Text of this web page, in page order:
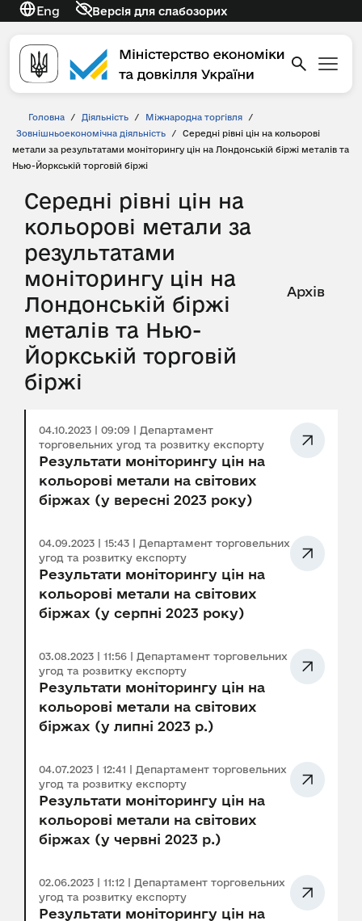
Eng Версія для слабозорих
Головна / Діяльність / Міжнародна торгівля
/
Зовнішньоекономічна діяльність
/
Середні рівні цін на кольорові
метали за результатами моніторингу цін на Лондонській біржі металів та
Нью-Йоркській торговій біржі
Середні рівні цін на
кольорові метали за
результатами
моніторингу цін на
Лондонській біржі
металів та Нью-
Йоркській торговій
біржі
Архів
04.10.2023 | 09:09 | Департамент
торговельних угод та розвитку експорту
Результати моніторингу цін на
кольорові метали на світових
біржах (у вересні 2023 року)
04.09.2023 | 15:43 | Департамент торговельних
угод та розвитку експорту
Результати моніторингу цін на
кольорові метали на світових
біржах (у серпні 2023 року)
03.08.2023 | 11:56 | Департамент торговельних
угод та розвитку експорту
Результати моніторингу цін на
кольорові метали на світових
біржах (у липні 2023 р.)
04.07.2023 | 12:41 | Департамент торговельних
угод та розвитку експорту
Результати моніторингу цін на
кольорові метали на світових
біржах (у червні 2023 р.)
02.06.2023 | 11:12 | Департамент торговельних
угод та розвитку експорту
Результати моніторингу цін на